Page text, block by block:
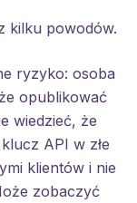
kilku powodów.
ryzyko: osoba
opublikować
wiedzieć, że
API w złe
klientów i nie
zobaczyć